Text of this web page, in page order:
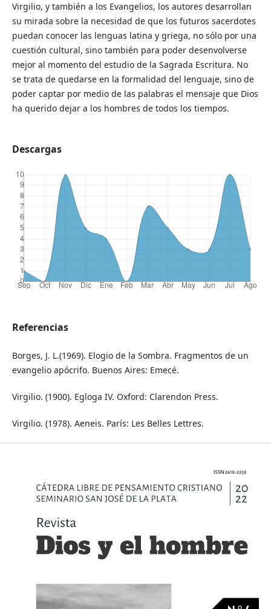
Virgilio, y también a los Evangelios, los autores desarrollan
su mirada sobre la necesidad de que los futuros sacerdotes
puedan conocer las lenguas latina y griega, no sólo por una
cuestión cultural, sino también para poder desenvolverse
mejor al momento del estudio de la Sagrada Escritura. No
se trata de quedarse en la formalidad del lenguaje, sino de
poder captar por medio de las palabras el mensaje que Dios
ha querido dejar a los hombres de todos los tiempos.
Descargas
Referencias
Borges, J. L.(1969). Elogio de la Sombra. Fragmentos de un
evangelio apócrifo. Buenos Aires: Emecé.
Virgilio. (1900). Egloga IV. Oxford: Clarendon Press.
Virgilio. (1978). Aeneis. París: Les Belles Lettres.